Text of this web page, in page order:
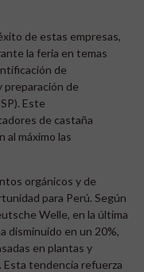
de estas empresas,
la feria en temas
de
preparación de
Este
de castaña
al máximo las
orgánicos y de
para Perú. Según
Welle, en la última
disminuido en un 20%,
en plantas y
tendencia refuerza